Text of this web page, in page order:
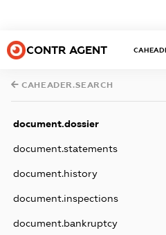
CONTR AGENT
CAHEADER.SEARCH
document.dossier
document.statements
document.history
document.inspections
document.bankruptcy